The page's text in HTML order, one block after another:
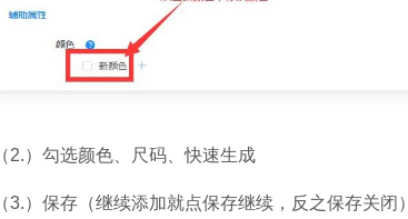
（2.）勾选颜色、尺码、快速生成
（3.）保存（继续添加就点保存继续，反之保存关闭）